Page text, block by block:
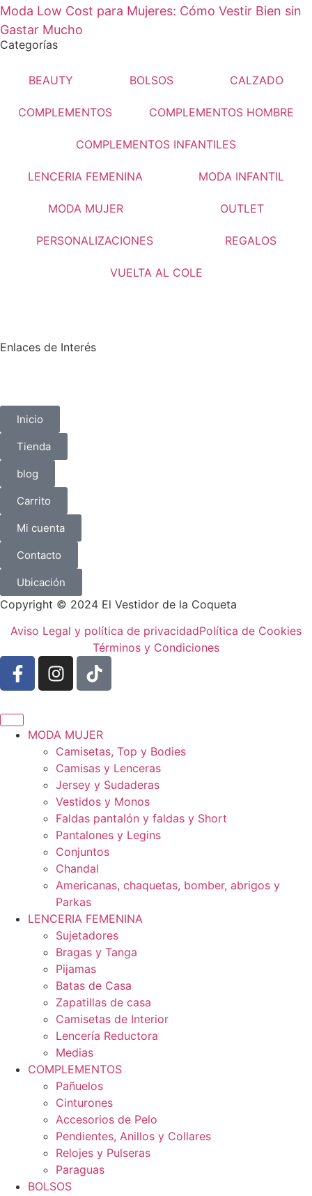
Moda Low Cost para Mujeres: Cómo Vestir Bien sin
Gastar Mucho
Categorías
BEAUTY BOLSOS CALZADO
COMPLEMENTOS COMPLEMENTOS HOMBRE
COMPLEMENTOS INFANTILES
LENCERIA FEMENINA MODA INFANTIL
MODA MUJER OUTLET
PERSONALIZACIONES REGALOS
VUELTA AL COLE
Enlaces de Interés
Inicio
Tienda
blog
Carrito
Mi cuenta
Contacto
Ubicación
Copyright © 2024 El Vestidor de la Coqueta
Aviso Legal y política de privacidadPolítica de Cookies
Términos y Condiciones
MODA MUJER
Camisetas, Top y Bodies
Camisas y Lenceras
Jersey y Sudaderas
Vestidos y Monos
Faldas pantalón y faldas y Short
Pantalones y Legins
Conjuntos
Chandal
Americanas, chaquetas, bomber, abrigos y
Parkas
LENCERIA FEMENINA
Sujetadores
Bragas y Tanga
Pijamas
Batas de Casa
Zapatillas de casa
Camisetas de Interior
Lencería Reductora
Medias
COMPLEMENTOS
Pañuelos
Cinturones
Accesorios de Pelo
Pendientes, Anillos y Collares
Relojes y Pulseras
Paraguas
BOLSOS